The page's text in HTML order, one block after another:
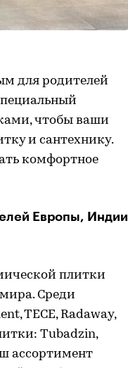
для родителей
чтобы ваши
и сантехнику.
комфортное
Европы, Индии
плитки
Среди
TECE, Radaway,
Tubadzin,
ассортимент